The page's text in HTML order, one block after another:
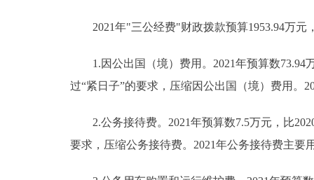
2021年"三公经费"财政拨款预算1953.94万元
1.因公出国（境）费用。2021年预算数73.94
过“紧日子”的要求，压缩因公出国（境）费用。
2.公务接待费。2021年预算数7.5万元，比
要求，压缩公务接待费。2021年公务接待费主